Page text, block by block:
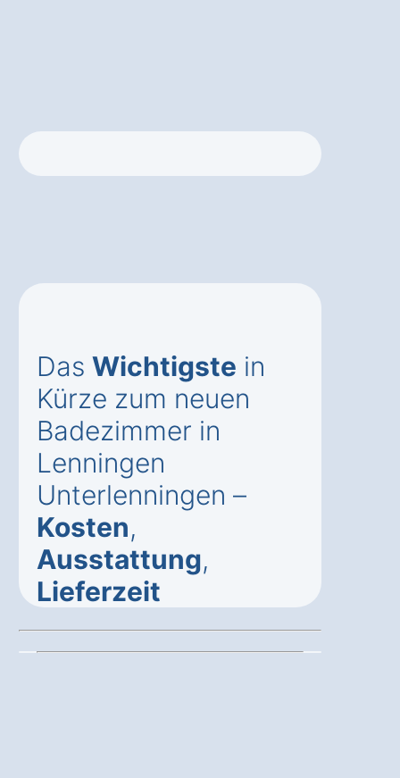
Das Wichtigste in
Kürze zum neuen
Badezimmer in
Lenningen
Unterlenningen –
Kosten,
Ausstattung,
Lieferzeit